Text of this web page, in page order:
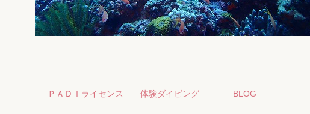
ＰＡＤＩライセンス 体験ダイビング BLOG